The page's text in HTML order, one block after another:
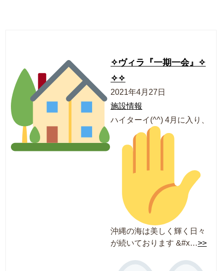
✧ヴィラ『一期一会』✧
✧✧
2021年4月27日
施設情報
ハイターイ(^^) 4月に入り、
沖縄の海は美しく輝く日々
が続いております &#x…>>